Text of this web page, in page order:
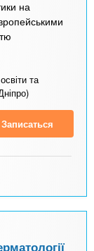
на
та
Записаться